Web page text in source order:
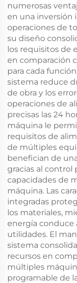
numerosas
en una inversión
operaciones de
su diseño
los requisitos de
en comparación
para cada
sistema reduce
de obra y los
operaciones de
precisas las 24
máquina le
requisitos de
de múltiples
benefician de
gracias al control
capacidades de
máquina. Las
integradas
los materiales,
energía conduce
utilidades. El
sistema
recursos en
múltiples
programable de